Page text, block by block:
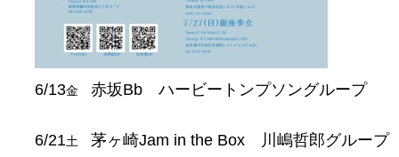
6/13金 赤坂Bb ハービートンプソングループ
6/21土 茅ヶ崎Jam in the Box 川嶋哲郎グループ